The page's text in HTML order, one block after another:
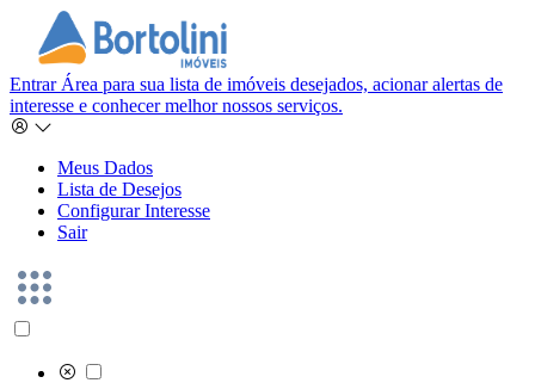
Entrar Área para sua lista de imóveis desejados, acionar alertas de
interesse e conhecer melhor nossos serviços.
Meus Dados
Lista de Desejos
Configurar Interesse
Sair